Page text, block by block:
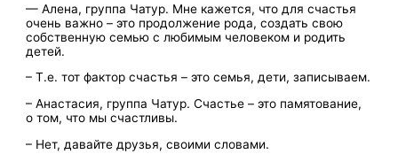
— Алена, группа Чатур. Мне кажется, что для счастья
очень важно – это продолжение рода, создать свою
собственную семью с любимым человеком и родить
детей.
– Т.е. тот фактор счастья – это семья, дети, записываем.
– Анастасия, группа Чатур. Счастье – это памятование,
о том, что мы счастливы.
– Нет, давайте друзья, своими словами.